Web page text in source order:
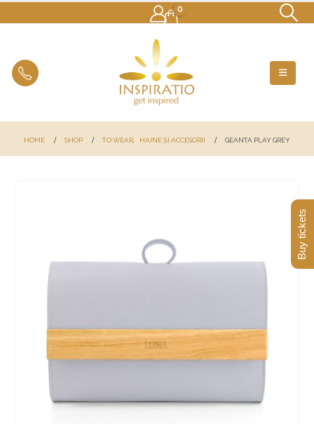
0
HOME SHOP TO WEAR HAINE ȘI ACCESORII GEANTA PLAY GREY
Buy tickets